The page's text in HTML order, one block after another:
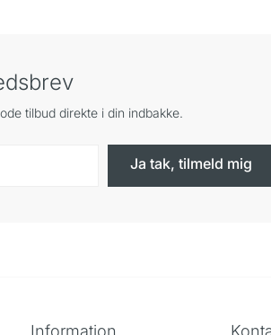
tilbud direkte i din indbakke.
Ja tak, tilmeld mig
Information